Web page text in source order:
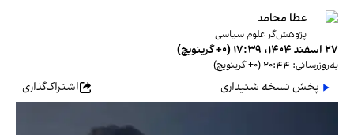
عطا محامد
پژوهش‌گر علوم سیاسی
۲۷ اسفند ۱۴۰۴، ۱۷:۳۹ (‎+۰ گرینویچ)
به‌روزرسانی: ۲۰:۴۴ (‎+۰ گرینویچ)
پخش نسخه شنیداری اشتراک‌گذاری